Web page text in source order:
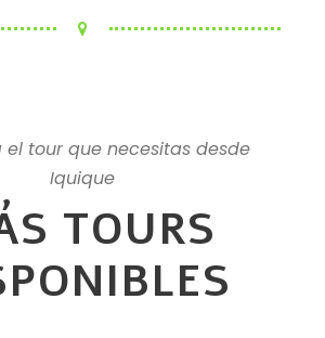
el tour que necesitas desde
Iquique
TOURS